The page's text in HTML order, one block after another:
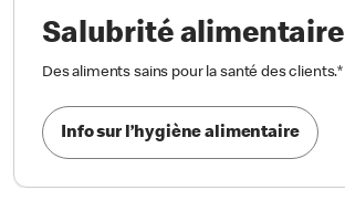
Salubrité alimentaire
Des aliments sains pour la santé des clients.*
Info sur l’hygiène alimentaire